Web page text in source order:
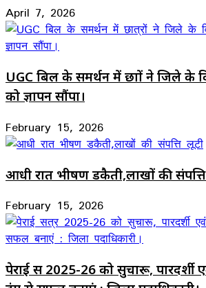
April 7, 2026
UGC बिल के समर्थन में छात्रों ने जिले के
को ज्ञापन सौंपा।
February 15, 2026
आधी रात भीषण डकैती,लाखों की
February 15, 2026
पेराई सत्र 2025-26 को सुचारू, पारदर्शी